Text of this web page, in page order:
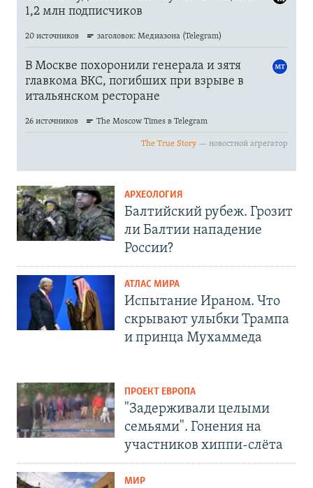
АРХЕОЛОГИЯ
Балтийский рубеж. Грозит
ли Балтии нападение
России?
АТЛАС МИРА
Испытание Ираном. Что
скрывают улыбки Трампа
и принца Мухаммеда
ПРОЕКТ ЕВРОПА
"Задерживали целыми
семьями". Гонения на
участников хиппи-слёта
МИР